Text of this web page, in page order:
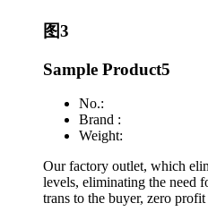
图3
Sample Product5
No.:
Brand :
Weight:
Our factory outlet, which
levels, eliminating the need
trans to the buyer, zero